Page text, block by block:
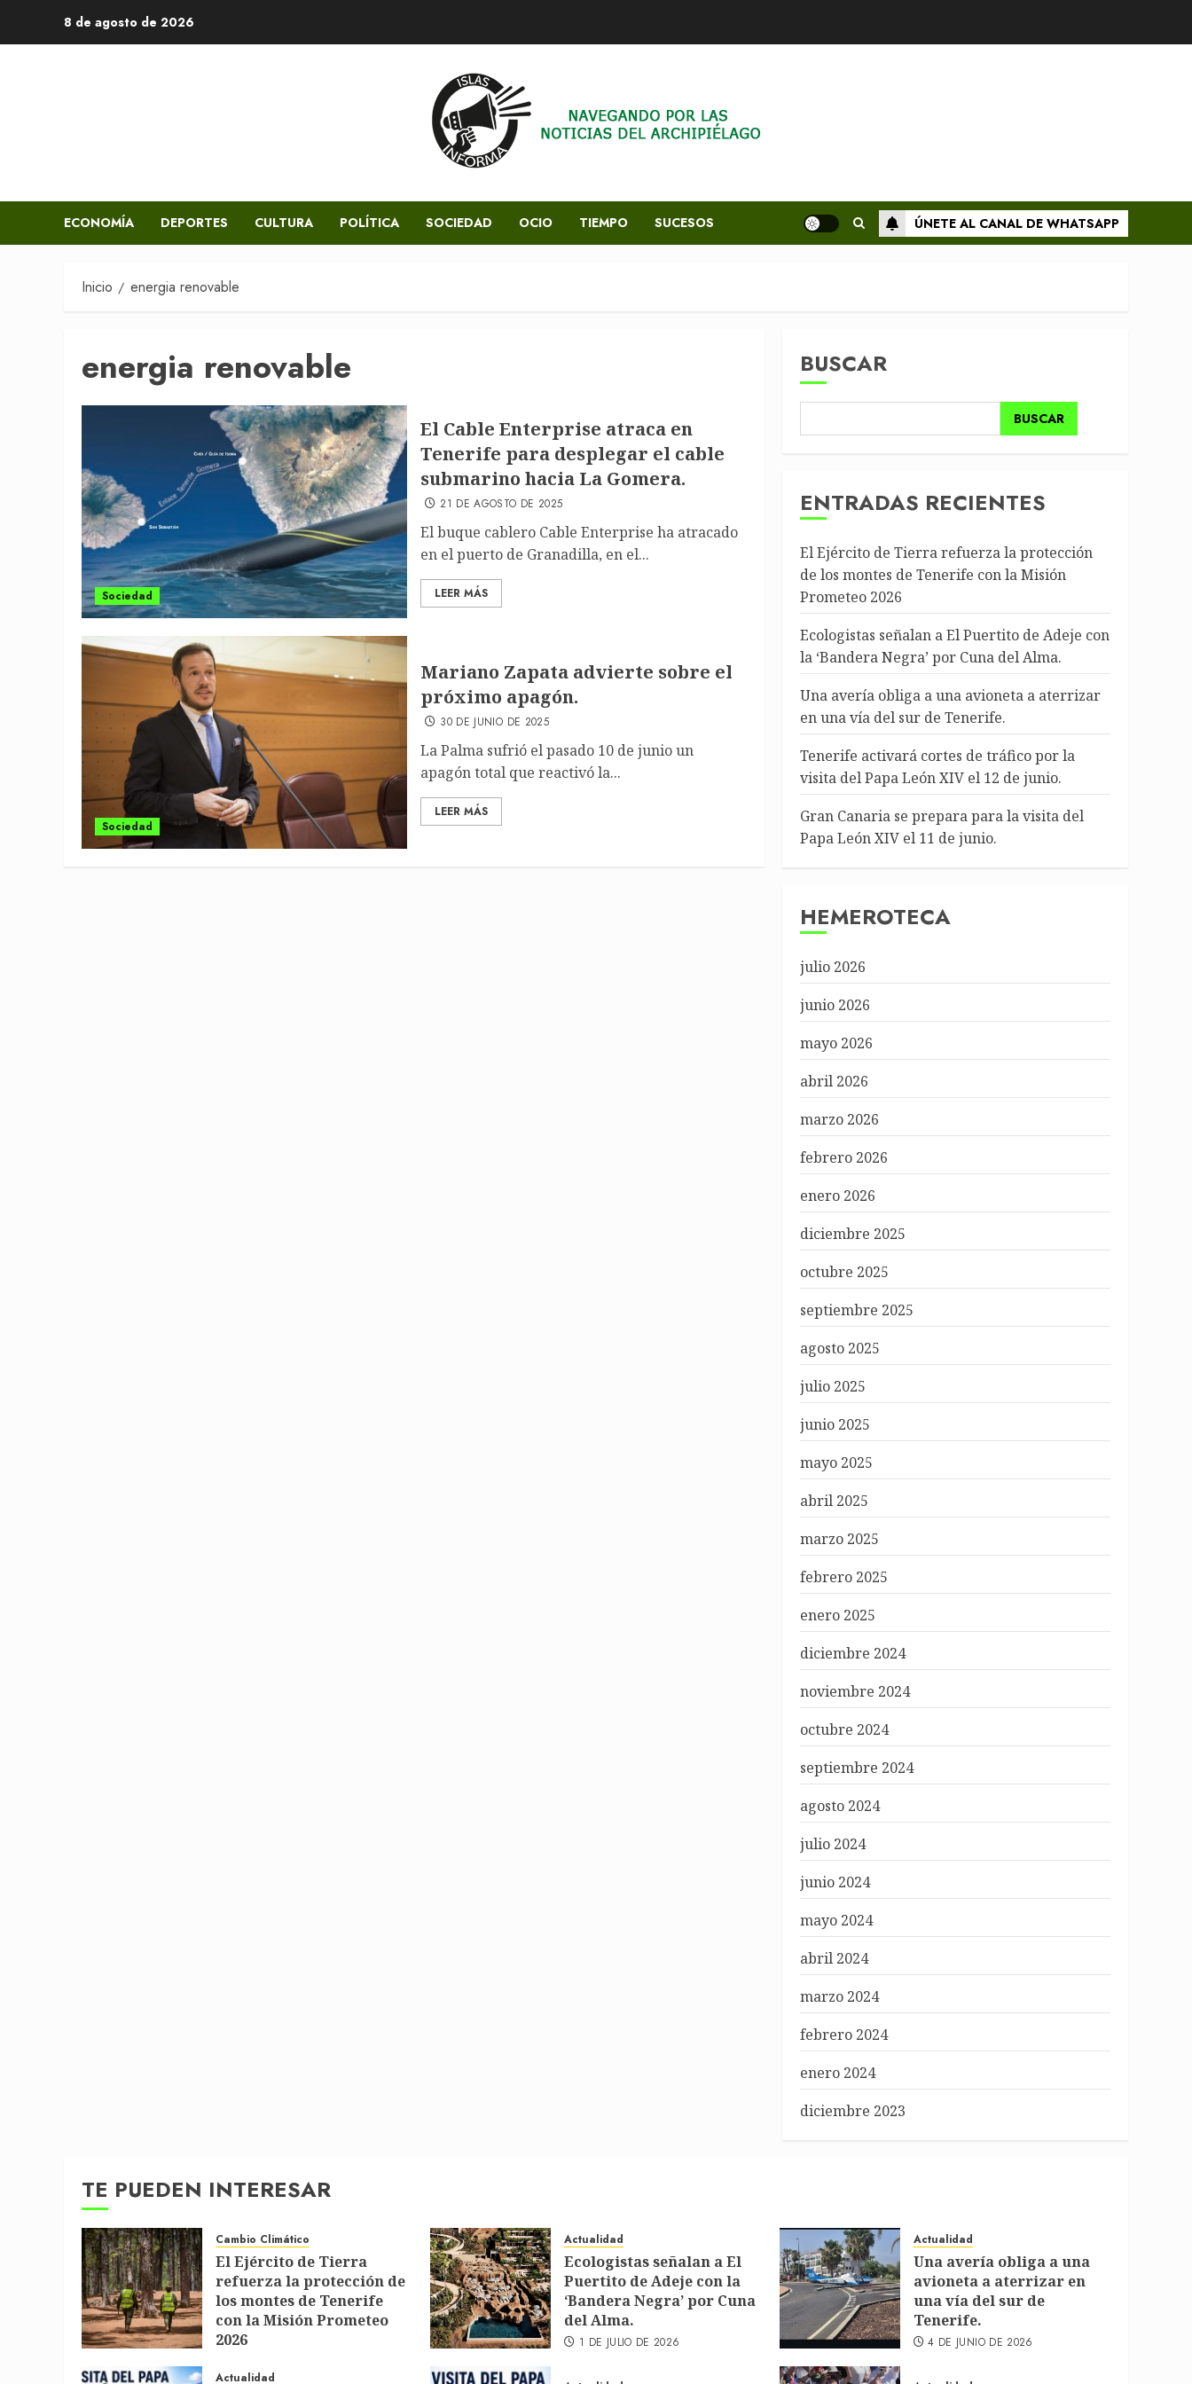
8 de agosto de 2026
ECONOMÍA DEPORTES CULTURA POLÍTICA SOCIEDAD OCIO TIEMPO SUCESOS ÚNETE AL CANAL DE WHATSAPP
Inicio energia renovable
energia renovable
Sociedad
El Cable Enterprise atraca en
Tenerife para desplegar el cable
submarino hacia La Gomera.
21 DE AGOSTO DE 2025
El buque cablero Cable Enterprise ha atracado
en el puerto de Granadilla, en el...
LEER MÁS
Sociedad
Mariano Zapata advierte sobre el
próximo apagón.
30 DE JUNIO DE 2025
La Palma sufrió el pasado 10 de junio un
apagón total que reactivó la...
LEER MÁS
BUSCAR
BUSCAR
ENTRADAS RECIENTES
El Ejército de Tierra refuerza la protección
de los montes de Tenerife con la Misión
Prometeo 2026
Ecologistas señalan a El Puertito de Adeje con
la ‘Bandera Negra’ por Cuna del Alma.
Una avería obliga a una avioneta a aterrizar
en una vía del sur de Tenerife.
Tenerife activará cortes de tráfico por la
visita del Papa León XIV el 12 de junio.
Gran Canaria se prepara para la visita del
Papa León XIV el 11 de junio.
HEMEROTECA
julio 2026
junio 2026
mayo 2026
abril 2026
marzo 2026
febrero 2026
enero 2026
diciembre 2025
octubre 2025
septiembre 2025
agosto 2025
julio 2025
junio 2025
mayo 2025
abril 2025
marzo 2025
febrero 2025
enero 2025
diciembre 2024
noviembre 2024
octubre 2024
septiembre 2024
agosto 2024
julio 2024
junio 2024
mayo 2024
abril 2024
marzo 2024
febrero 2024
enero 2024
diciembre 2023
TE PUEDEN INTERESAR
Cambio Climático
El Ejército de Tierra
refuerza la protección de
los montes de Tenerife
con la Misión Prometeo
2026
Actualidad
Ecologistas señalan a El
Puertito de Adeje con la
‘Bandera Negra’ por Cuna
del Alma.
1 DE JULIO DE 2026
Actualidad
Una avería obliga a una
avioneta a aterrizar en
una vía del sur de
Tenerife.
4 DE JUNIO DE 2026
Actualidad